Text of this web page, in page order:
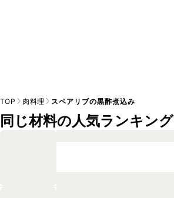
TOP 肉料理 スペアリブの黒酢煮込み
同じ材料の人気ランキング